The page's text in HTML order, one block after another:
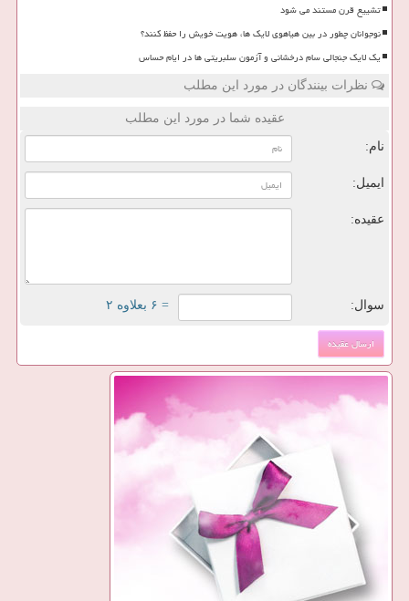
تشییع قرن مستند می شود
نوجوانان چطور در بین هیاهوی لایک ها، هویت خویش را حفظ کنند؟
یک لایک جنجالی سام درخشانی و آزمون سلبریتی ها در ایام حساس
نظرات بینندگان در مورد این مطلب
عقیده شما در مورد این مطلب
نام:
ایمیل:
عقیده:
سوال: = ۶ بعلاوه ۲